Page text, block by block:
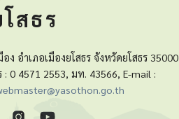
สธร
อำเภอเมืองยโสธร จังหวัดยโสธร 35000
: 0 4571 2553, มท. 43566, E-mail :